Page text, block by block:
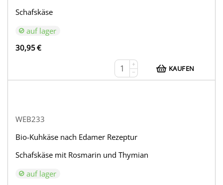
Schafskäse
auf lager
30,95€
+
−
KAUFEN
WEB233
Bio-Kuhkäse nach Edamer Rezeptur
Schafskäse mit Rosmarin und Thymian
auf lager